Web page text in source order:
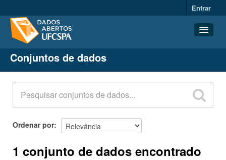
Entrar
Conjuntos de dados
Organizações
Grupos
Sobre
Conjuntos de dados
Ordenar por
1 conjunto de dados encontrado